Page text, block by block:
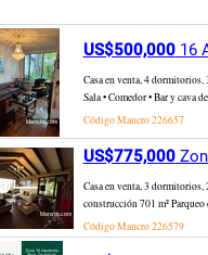
US$500,00016
Casa en venta, 4 dormitorios,
Sala • Comedor • Bar y cava
Código Mancro226657
US$775,000
Casa en venta, 3 dormitorios,
construcción 701 m²
Código Mancro226579